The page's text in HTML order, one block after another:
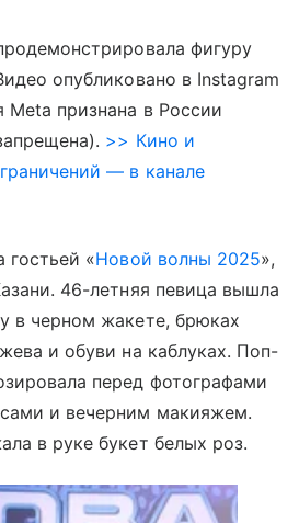
фигуру
опубликовано в Instagram
Meta признана в России
>> Кино и
— в канале
гостьей «Новой волны 2025»,
46-летняя певица вышла
в черном жакете, брюках
и обуви на каблуках. Поп-
перед фотографами
и вечерним макияжем.
в руке букет белых роз.